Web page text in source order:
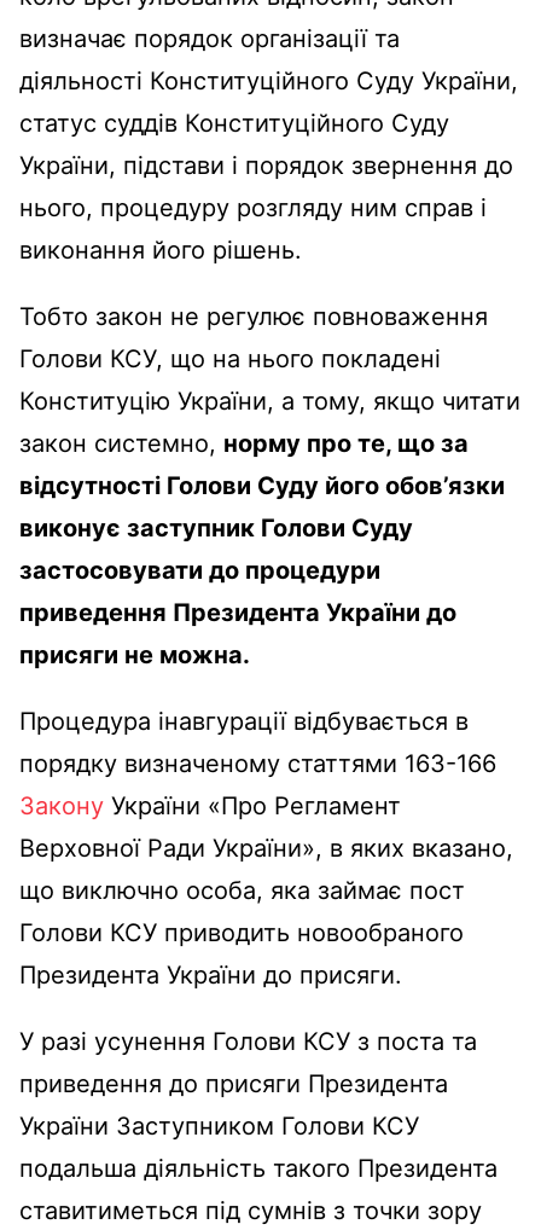
визначає порядок організації та
діяльності Конституційного Суду України,
статус суддів Конституційного Суду
України, підстави і порядок звернення до
нього, процедуру розгляду ним справ і
виконання його рішень.
Тобто закон не регулює повноваження
Голови КСУ, що на нього покладені
Конституцію України, а тому, якщо читати
закон системно, норму про те, що за
відсутності Голови Суду його обов’язки
виконує заступник Голови Суду
застосовувати до процедури
приведення Президента України до
присяги не можна.
Процедура інавгурації відбувається в
порядку визначеному статтями 163-166
Закону України «Про Регламент
Верховної Ради України», в яких вказано,
що виключно особа, яка займає пост
Голови КСУ приводить новообраного
Президента України до присяги.
У разі усунення Голови КСУ з поста та
приведення до присяги Президента
України Заступником Голови КСУ
подальша діяльність такого Президента
ставитиметься під сумнів з точки зору